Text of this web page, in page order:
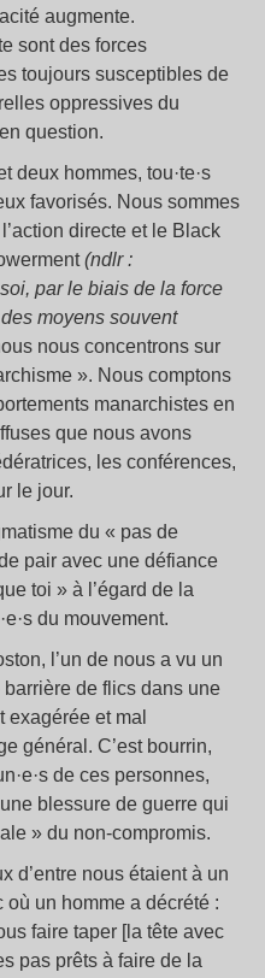
augmente.
sont des forces
toujours susceptibles de
oppressives du
question.
deux hommes, tou·te·s
favorisés. Nous sommes
directe et le Black
(ndlr :
par le biais de la force
moyens souvent
nous concentrons sur
». Nous comptons
manarchistes en
que nous avons
les conférences,
le jour.
du « pas de
pair avec une défiance
toi » à l’égard de la
du mouvement.
l’un de nous a vu un
de flics dans une
exagérée et mal
général. C’est bourrin,
de ces personnes,
blessure de guerre qui
» du non-compromis.
d’entre nous étaient à un
un homme a décrété :
faire taper [la tête avec
pas prêts à faire de la